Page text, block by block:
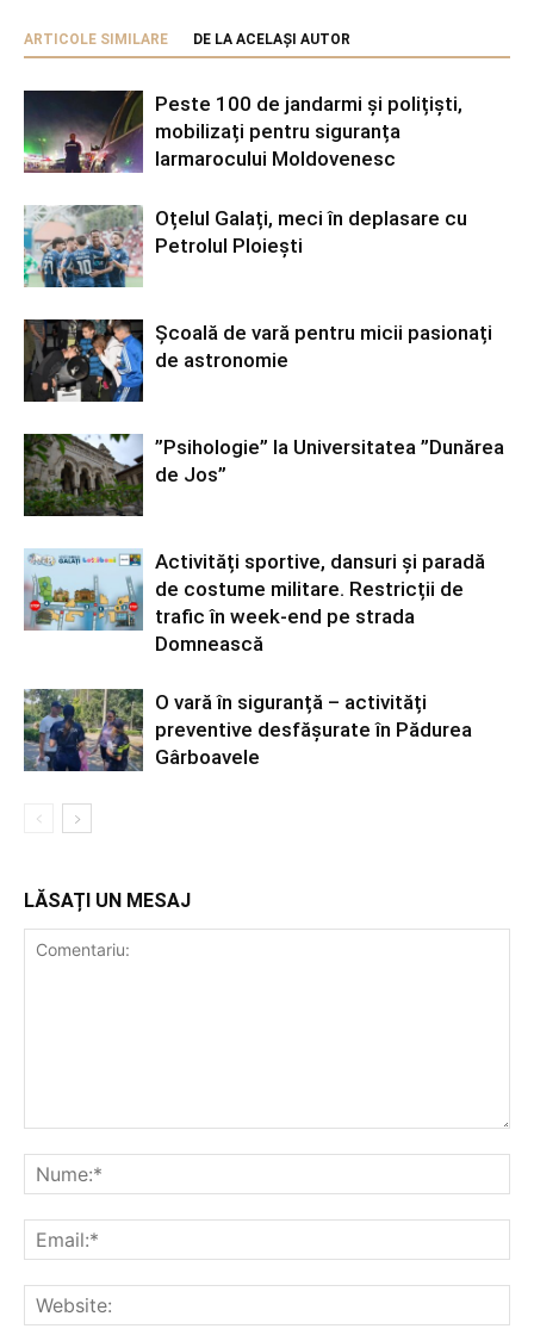
ARTICOLE SIMILARE DE LA ACELAȘI AUTOR
Peste 100 de jandarmi și polițiști,
mobilizați pentru siguranța
Iarmarocului Moldovenesc
Oțelul Galați, meci în deplasare cu
Petrolul Ploiești
Școală de vară pentru micii pasionați
de astronomie
”Psihologie” la Universitatea ”Dunărea
de Jos”
Activități sportive, dansuri și paradă
de costume militare. Restricții de
trafic în week-end pe strada
Domnească
O vară în siguranță – activități
preventive desfășurate în Pădurea
Gârboavele
LĂSAȚI UN MESAJ